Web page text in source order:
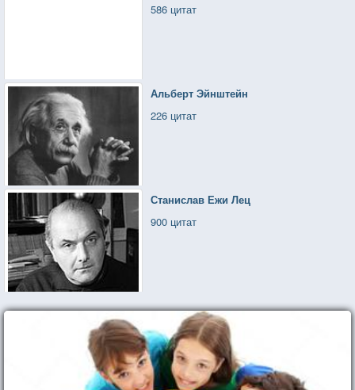
586 цитат
Альберт Эйнштейн
226 цитат
Станислав Ежи Лец
900 цитат